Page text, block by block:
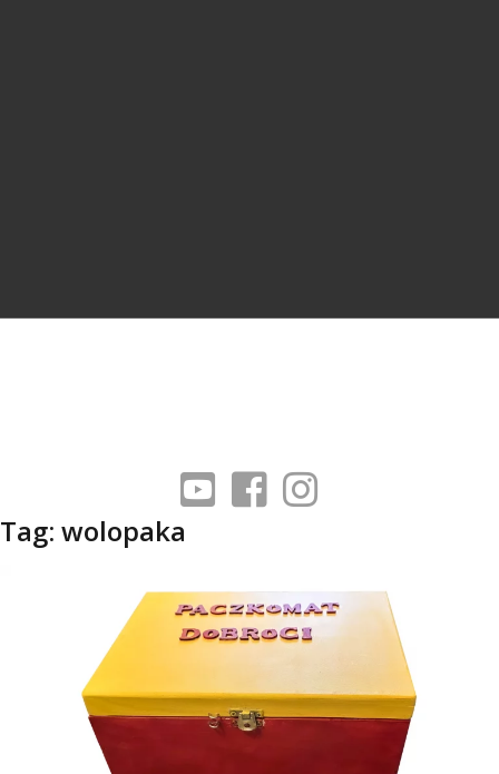
Tag: wolopaka